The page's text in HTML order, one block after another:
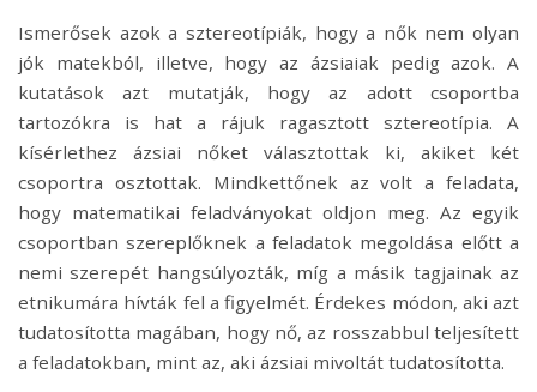
Ismerősek azok a sztereotípiák, hogy a nők nem olyan
jók matekból, illetve, hogy az ázsiaiak pedig azok. A
kutatások azt mutatják, hogy az adott csoportba
tartozókra is hat a rájuk ragasztott sztereotípia. A
kísérlethez ázsiai nőket választottak ki, akiket két
csoportra osztottak. Mindkettőnek az volt a feladata,
hogy matematikai feladványokat oldjon meg. Az egyik
csoportban szereplőknek a feladatok megoldása előtt a
nemi szerepét hangsúlyozták, míg a másik tagjainak az
etnikumára hívták fel a figyelmét. Érdekes módon, aki azt
tudatosította magában, hogy nő, az rosszabbul teljesített
a feladatokban, mint az, aki ázsiai mivoltát tudatosította.